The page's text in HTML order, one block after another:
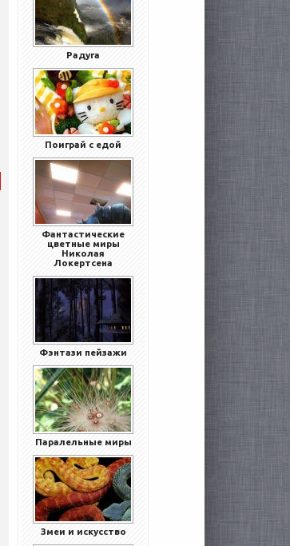
Радуга
Поиграй с едой
Фантастические
цветные миры
Николая
Локертсена
Фэнтази пейзажи
Паралельные миры
Змеи и искусство